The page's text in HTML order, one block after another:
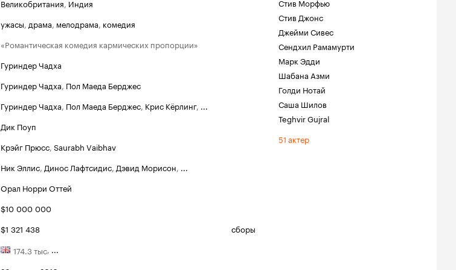
Великобритания, Индия
ужасы, драма, мелодрама, комедия
«Романтическая комедия кармических пропорции»
Гуриндер Чадха
Гуриндер Чадха, Пол Маеда Берджес
Гуриндер Чадха, Пол Маеда Берджес, Крис Кёрлинг, ...
Дик Поуп
Крэйг Прюсс, Saurabh Vaibhav
Ник Эллис, Динос Лафтсидис, Дэвид Морисон, ...
Орал Норри Оттей
$10 000 000
$1 321 438
сборы
174.3 тыс, ...
Стив Морфью
Стив Джонс
Джейми Сивес
Сендхил Рамамурти
Марк Эдди
Шабана Азми
Голди Нотай
Саша Шилов
Teghvir Gujral
51 актер